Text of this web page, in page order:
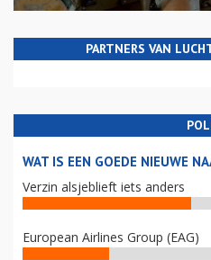
PARTNERS VAN
WAT IS EEN GOEDE NIEUWE
Verzin alsjeblieft iets anders
European Airlines Group (EAG)